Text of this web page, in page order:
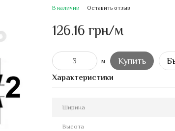
В наличии Оставить отзыв
126.16 грн/м
м Купить
Характеристики
Ширина
Высота